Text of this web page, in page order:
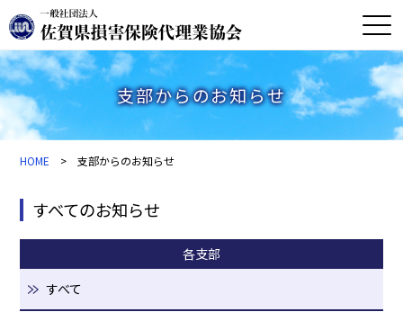
支部からのお知らせ
HOME > 支部からのお知らせ
すべてのお知らせ
各支部
すべて